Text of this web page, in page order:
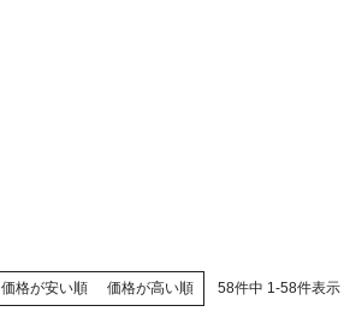
価格が安い順 価格が高い順 58件中 1-58件表示